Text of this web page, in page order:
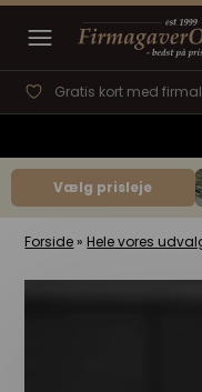
Gratis kort med
Vælg prisleje
Forside » Hele vores